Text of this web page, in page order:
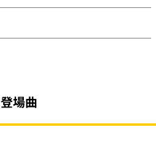
登場曲